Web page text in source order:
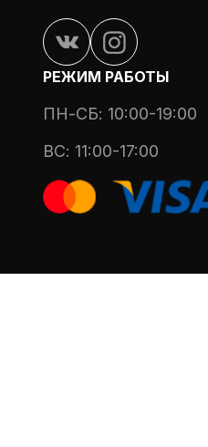
РЕЖИМ РАБОТЫ
ПН-СБ: 10:00-19:00
ВС: 11:00-17:00